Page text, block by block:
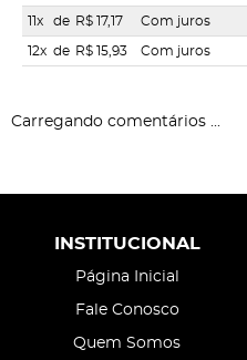
11x de R$ 17,17 Com juros
12x de R$ 15,93 Com juros
Carregando comentários ...
INSTITUCIONAL
Página Inicial
Fale Conosco
Quem Somos